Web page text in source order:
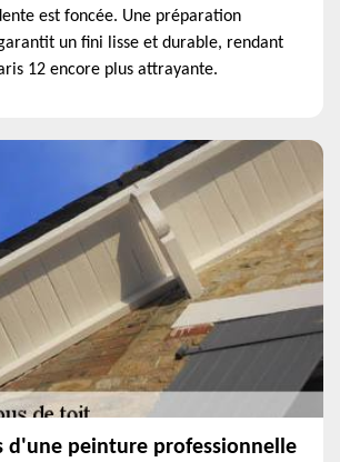
est foncée. Une préparation
un fini lisse et durable, rendant
12 encore plus attrayante.
d'une peinture professionnelle